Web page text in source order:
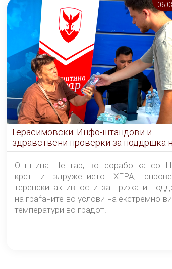
Герасимовски: Инфо-штандови и
здравствени проверки за поддршка
граѓаните во услови на топлотен бран
Општина Центар, во соработка со
крст и здружението ХЕРА,
теренски активности за грижа и
на граѓаните во услови на екстремно
температури во градот.